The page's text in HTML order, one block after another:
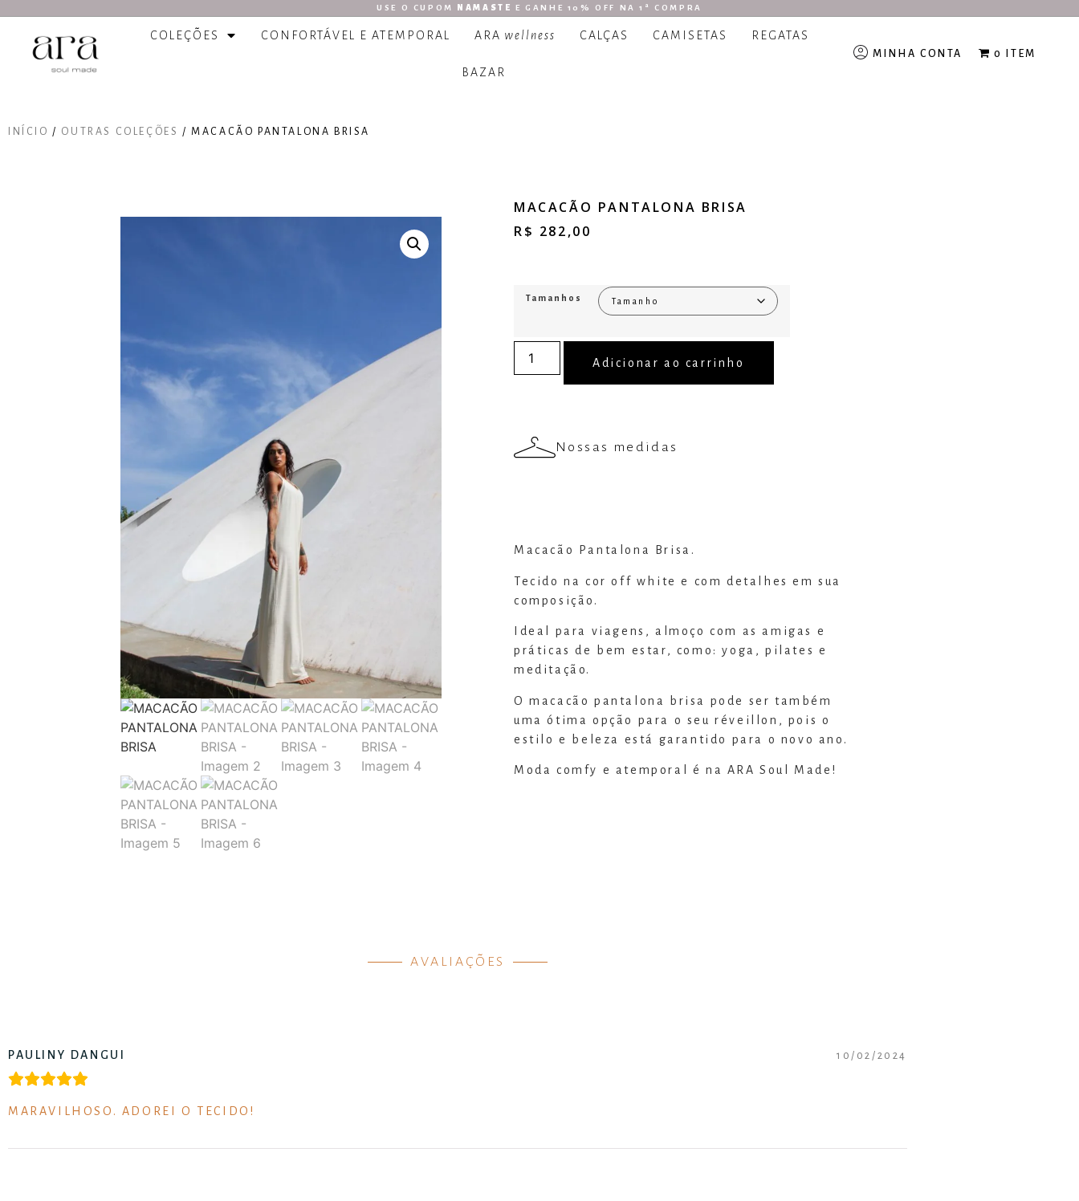
USE O CUPOM NAMASTE E GANHE 10% OFF NA 1ª COMPRA
COLEÇÕES CONFORTÁVEL E ATEMPORAL ARA wellness CALÇAS CAMISETAS REGATAS
BAZAR
MINHA CONTA 0 ITEM
INÍCIO / OUTRAS COLEÇÕES / MACACÃO PANTALONA BRISA
MACACÃO PANTALONA BRISA
R$ 282,00
Tamanhos
Adicionar ao carrinho
Nossas medidas
Macacão Pantalona Brisa.
Tecido na cor off white e com detalhes em sua
composição.
Ideal para viagens, almoço com as amigas e
práticas de bem estar, como: yoga, pilates e
meditação.
O macacão pantalona brisa pode ser também
uma ótima opção para o seu réveillon, pois o
estilo e beleza está garantido para o novo ano.
Moda comfy e atemporal é na ARA Soul Made!
AVALIAÇÕES
PAULINY DANGUI 10/02/2024
MARAVILHOSO. ADOREI O TECIDO!